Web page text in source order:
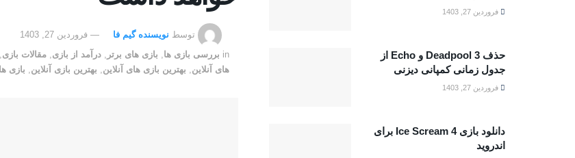
توسط نویسنده گیم فا
فروردین 27, 1403
in بررسی بازی ها بازی های برتر درآمد از بازی مقالات بازی
های آنلاین
بهترین بازی های آنلاین بهترین بازی آنلاین بازی ها
فروردین 27, 1403
حذف Deadpool 3 و Echo از
جدول زمانی کمپانی دیزنی
فروردین 27, 1403
دانلود بازی Ice Scream 4 برای
اندروید